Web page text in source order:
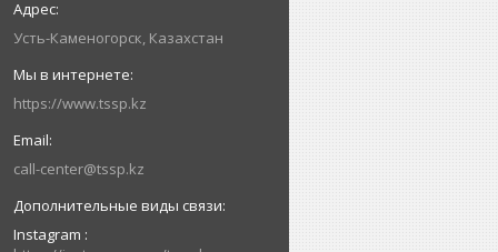
Усть-Каменогорск, Казахстан
https://www.tssp.kz
call-center@tssp.kz
Instagram